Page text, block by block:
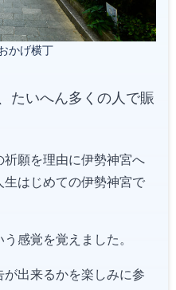
かげ横丁
たいへん多くの人で賑
願を理由に伊勢神宮へ
はじめての伊勢神宮で
感覚を覚えました。
出来るかを楽しみに参